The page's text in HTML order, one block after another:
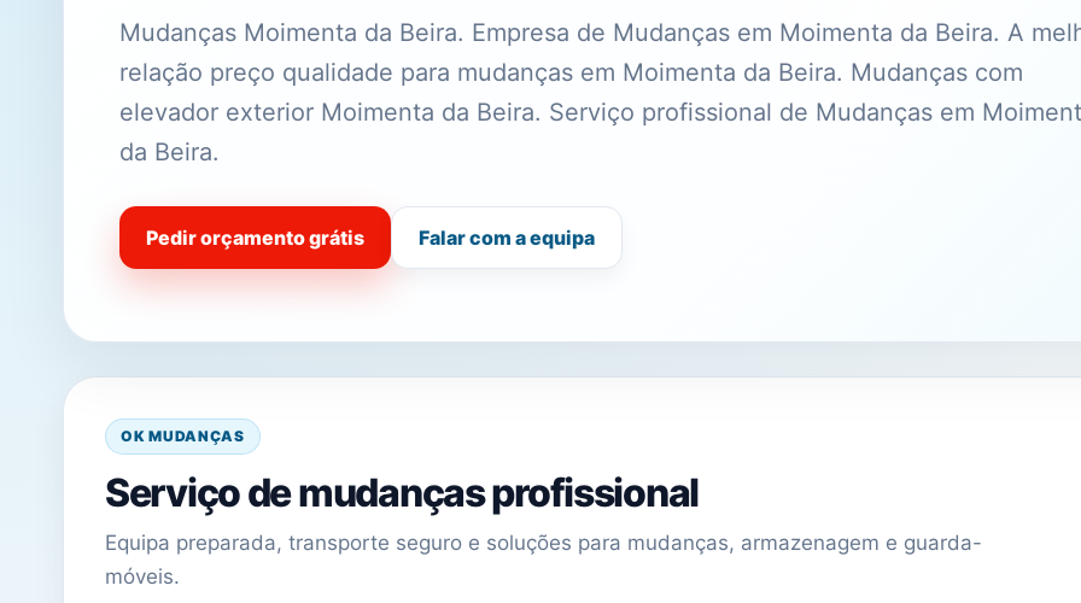
Mudanças Moimenta da Beira. Empresa de Mudanças em Moimenta da Beira. A
relação preço qualidade para mudanças em Moimenta da Beira. Mudanças com
elevador exterior Moimenta da Beira. Serviço profissional de Mudanças em
da Beira.
Pedir orçamento grátis Falar com a equipa
OK MUDANÇAS
Serviço de mudanças profissional
Equipa preparada, transporte seguro e soluções para mudanças, armazenagem e guarda-
móveis.